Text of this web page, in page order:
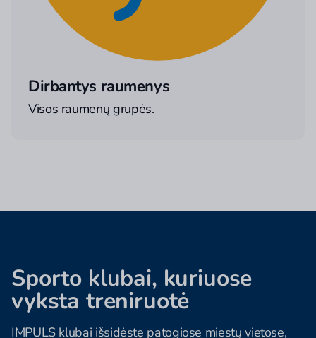
Dirbantys raumenys
Visos raumenų grupės.
Sporto klubai, kuriuose
vyksta treniruotė
IMPULS klubai išsidėstę patogiose miestų vietose,